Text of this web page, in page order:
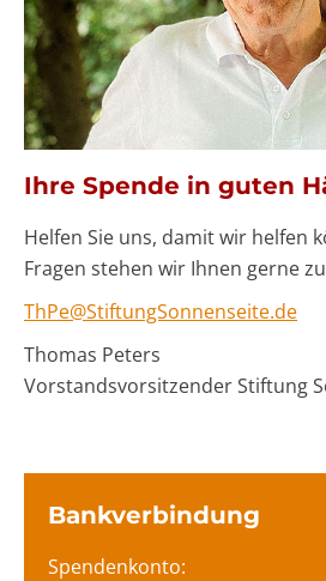
Ihre Spende in guten
Helfen Sie uns, damit wir helfen
Fragen stehen wir Ihnen gerne
ThPe@StiftungSonnenseite.de
Thomas Peters
Vorstandsvorsitzender Stiftung
Bankverbindung
Spendenkonto: